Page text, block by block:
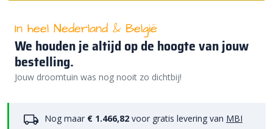
In heel Nederland & België
We houden je altijd op de hoogte van jouw
bestelling.
Jouw droomtuin was nog nooit zo dichtbij!
Nog maar € 1.466,82 voor gratis levering van MBI